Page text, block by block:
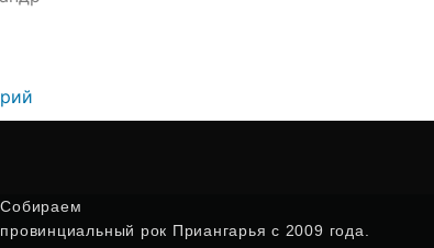
Собираем
провинциальный рок Приангарья с 2009 года.